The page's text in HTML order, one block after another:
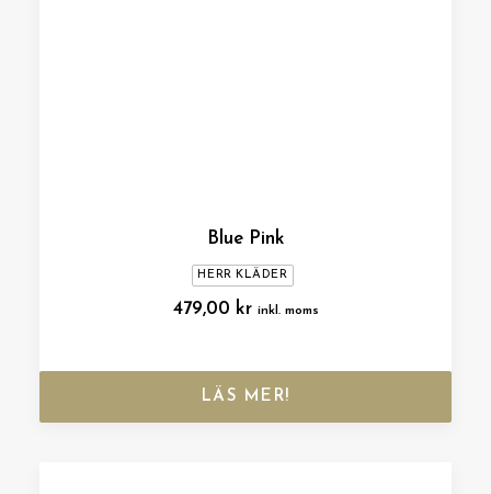
Blue Pink
HERR KLÄDER
479,00 kr inkl. moms
LÄS MER!